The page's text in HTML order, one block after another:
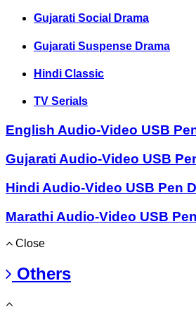
Gujarati Social Drama
Gujarati Suspense Drama
Hindi Classic
TV Serials
English Audio-Video USB
Gujarati Audio-Video USB
Hindi Audio-Video USB Pen
Marathi Audio-Video USB
Close
Others